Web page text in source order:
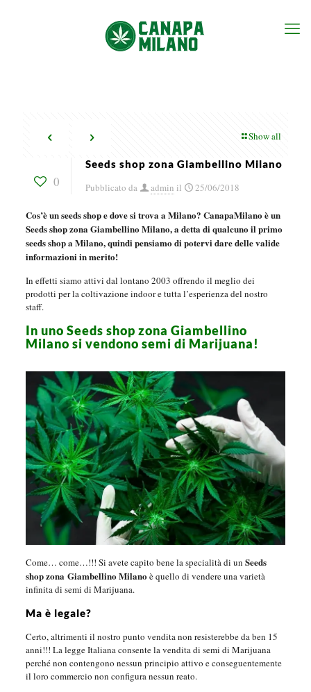
Show all
0
Seeds shop zona Giambellino Milano
Pubblicato da
admin il 25/06/2018
Cos’è un seeds shop e dove si trova a Milano? CanapaMilano è un
Seeds shop zona Giambellino Milano, a detta di qualcuno il primo
seeds shop a Milano, quindi pensiamo di potervi dare delle valide
informazioni in merito!
In effetti siamo attivi dal lontano 2003 offrendo il meglio dei
prodotti per la coltivazione indoor e tutta l’esperienza del nostro
staff.
In uno Seeds shop zona Giambellino
Milano si vendono semi di Marijuana!
Come… come…!!! Si avete capito bene la specialità di un Seeds
shop zona Giambellino Milano è quello di vendere una varietà
infinita di semi di Marijuana.
Ma è legale?
Certo, altrimenti il nostro punto vendita non resisterebbe da ben 15
anni!!! La legge Italiana consente la vendita di semi di Marijuana
perché non contengono nessun principio attivo e conseguentemente
il loro commercio non configura nessun reato.